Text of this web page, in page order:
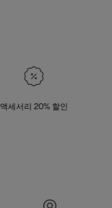
액세서리 20% 할인